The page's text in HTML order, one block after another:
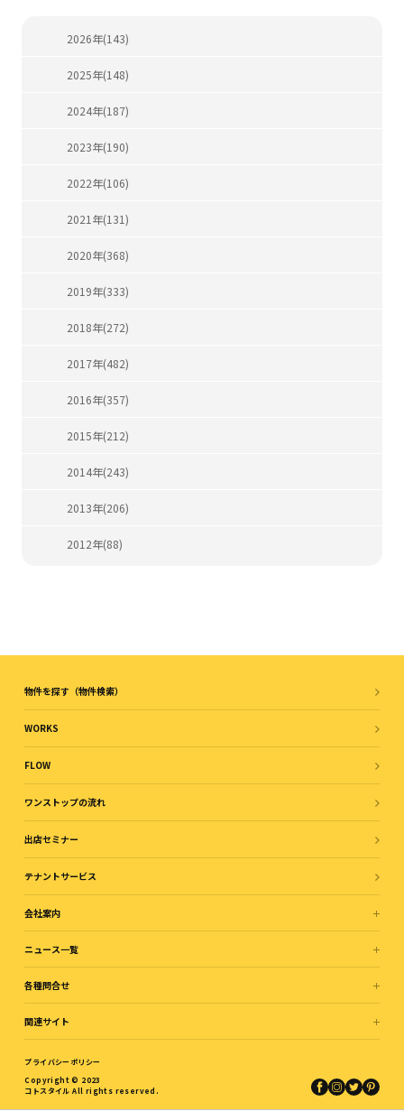
2026年(143)
2025年(148)
2024年(187)
2023年(190)
2022年(106)
2021年(131)
2020年(368)
2019年(333)
2018年(272)
2017年(482)
2016年(357)
2015年(212)
2014年(243)
2013年(206)
2012年(88)
物件を探す（物件検索）
WORKS
FLOW
ワンストップの流れ
出店セミナー
テナントサービス
会社案内
ニュース一覧
各種問合せ
関連サイト
プライバシーポリシー
Copyright © 2023
コトスタイル All rights reserved.